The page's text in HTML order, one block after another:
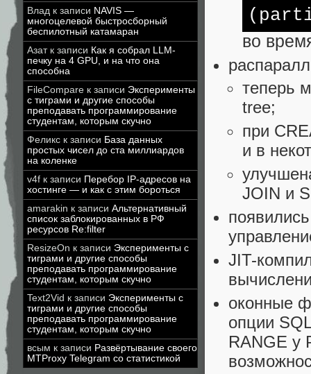
Влад к записи NAVIS —
многоцелевой быстросборный
беспилотный катамаран
Азатк записи Как я собрал LLM-
печку на 4 GPU, и на что она
способна
FileCompare к записи Эксперименты
с тиграми и другие способы
преподавать программирование
студентам, которым скучно
Феликс к записи База данных
простых чисел до ста миллиардов
на коленке
v4f к записи Перебор IP-адресов на
хостинге — и как с этим бороться
amarakin к записи Альтернативный
список заблокированных в РФ
ресурсов Re:filter
ResizeOn к записи Эксперименты с
тиграми и другие способы
преподавать программирование
студентам, которым скучно
Text2Vid к записи Эксперименты с
тиграми и другие способы
преподавать программирование
студентам, которым скучно
всым к записи Развёртывание своего
MTProxy Telegram со статистикой
во
теперь
tree;
при
и в
JOIN и
JIT-
оконные
опции
RANGE у